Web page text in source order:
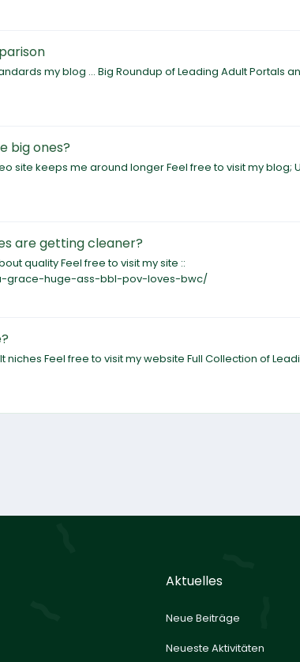
my blog ... Big Roundup of Leading Adult Portals
big ones?
site keeps me around longer Feel free to visit my blog;
are getting cleaner?
quality Feel free to visit my site ::
grace-huge-ass-bbl-pov-loves-bwc/
Feel free to visit my website Full Collection of
Aktuelles
Neue Beiträge
Neueste Aktivitäten